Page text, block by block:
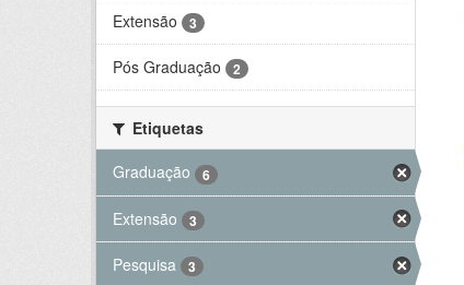
Extensão 3
Pós Graduação 2
Etiquetas
Graduação
6
Extensão 3
Pesquisa 3